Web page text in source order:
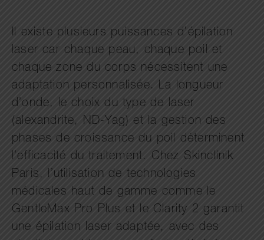
Il existe plusieurs puissances d’épilation
laser car chaque peau, chaque poil et
chaque zone du corps nécessitent une
adaptation personnalisée. La longueur
d’onde, le choix du type de laser
(alexandrite, ND-Yag) et la gestion des
phases de croissance du poil déterminent
l’efficacité du traitement. Chez Skinclinik
Paris, l’utilisation de technologies
médicales haut de gamme comme le
GentleMax Pro Plus et le Clarity 2 garantit
une épilation laser adaptée, avec des